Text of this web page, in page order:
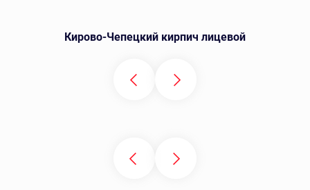
Кирово-Чепецкий кирпич лицевой